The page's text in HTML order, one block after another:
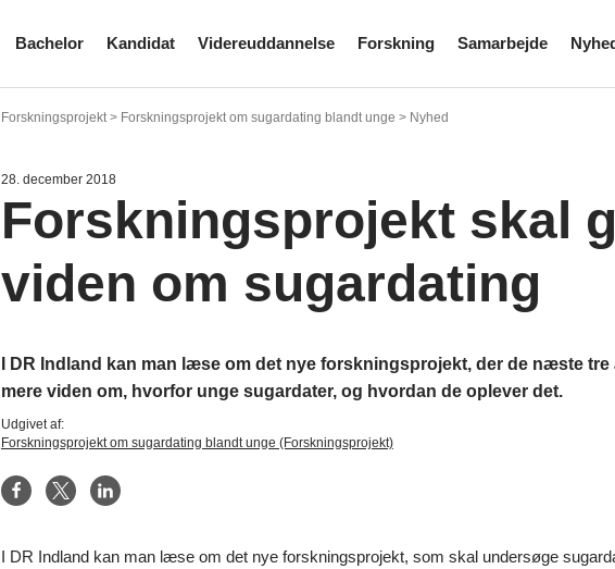
Bachelor Kandidat Videreuddannelse Forskning Samarbejde
Forskningsprojekt > Forskningsprojekt om sugardating blandt unge > Nyhed
28. december 2018
Forskningsprojekt skal
viden om sugardating
I DR Indland kan man læse om det nye forskningsprojekt, der de næste tre
mere viden om, hvorfor unge sugardater, og hvordan de oplever det.
Udgivet af:
Forskningsprojekt om sugardating blandt unge (Forskningsprojekt)
I DR Indland kan man læse om det nye forskningsprojekt, som skal undersøge